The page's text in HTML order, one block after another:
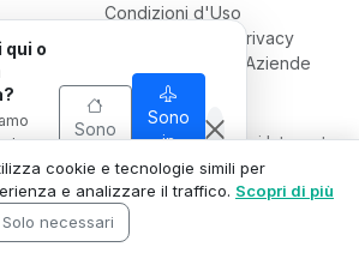
Condizioni d'Uso
Informativa sulla Privacy
Condizioni per le Aziende
Responsabile
Serverplace Servizi Internet
CNPJ 04.114.466/0001-79
© 2026
cookie e tecnologie simili per
e analizzare il traffico. Scopri di più
Solo necessari
qui o
che
Sono
Sono
in
visita